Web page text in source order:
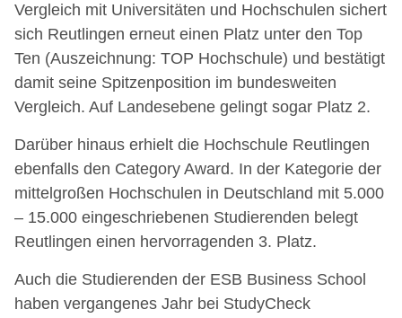
Vergleich mit Universitäten und Hochschulen sichert
sich Reutlingen erneut einen Platz unter den Top
Ten (Auszeichnung: TOP Hochschule) und bestätigt
damit seine Spitzenposition im bundesweiten
Vergleich. Auf Landesebene gelingt sogar Platz 2.
Darüber hinaus erhielt die Hochschule Reutlingen
ebenfalls den Category Award. In der Kategorie der
mittelgroßen Hochschulen in Deutschland mit 5.000
– 15.000 eingeschriebenen Studierenden belegt
Reutlingen einen hervorragenden 3. Platz.
Auch die Studierenden der ESB Business School
haben vergangenes Jahr bei StudyCheck